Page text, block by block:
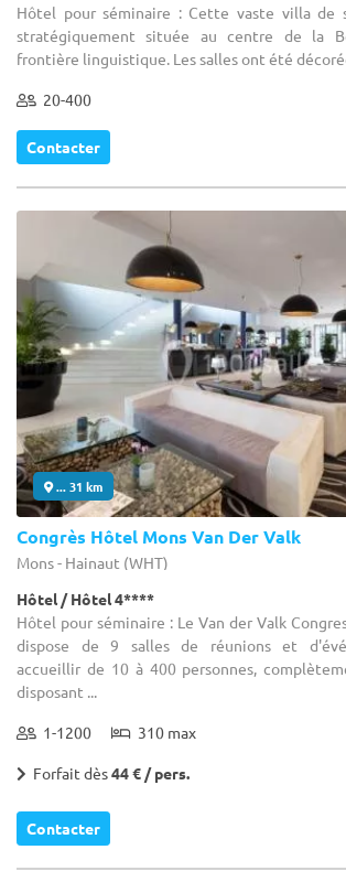
Hôtel pour séminaire : Cette vaste villa de
stratégiquement située au centre de la
frontière linguistique. Les salles ont été
20-400
Contacter
... 31 km
Congrès Hôtel Mons Van Der Valk
Mons - Hainaut (WHT)
Hôtel / Hôtel 4****
Hôtel pour séminaire : Le Van der Valk
dispose de 9 salles de réunions et
accueillir de 10 à 400 personnes,
disposant ...
1-1200 310 max
Forfait dès44 € / pers.
Contacter